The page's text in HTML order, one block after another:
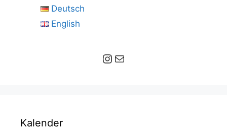
Deutsch
English
Instagram E-Mail
Kalender